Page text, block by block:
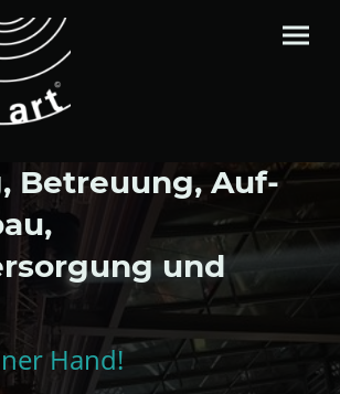
Betreuung, Auf-
und
Hand!